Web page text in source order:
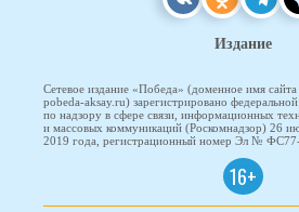
Издание
Сетевое издание «Победа» (доменное имя сайта
pobeda-aksay.ru) зарегистрировано
по надзору в сфере связи, информационных
и массовых коммуникаций (Роскомнадзор) 26
2019 года, регистрационный номер Эл №
16+